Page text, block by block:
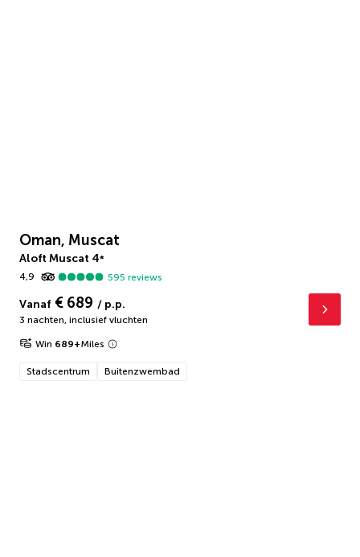
Oman, Muscat
Aloft Muscat 4*
4,9
595 reviews
Vanaf € 689 / p.p.
3 nachten, inclusief vluchten
Win 689+Miles
Stadscentrum Buitenzwembad